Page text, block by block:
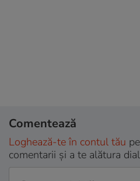
Comentează
Loghează-te în contul tău
comentarii și a te alătura